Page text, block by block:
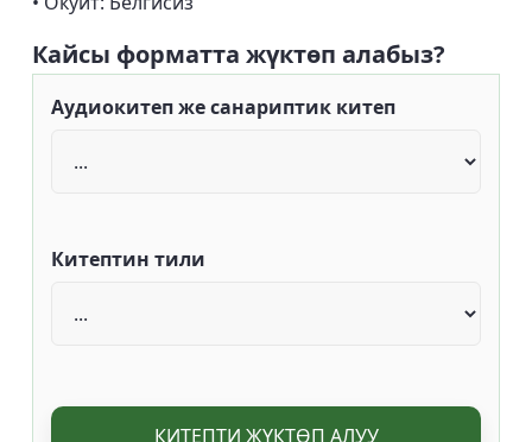
Кайсы форматта жүктөп алабыз?
Аудиокитеп же санариптик китеп
Китептин тили
КИТЕПТИ ЖҮКТӨП АЛУУ